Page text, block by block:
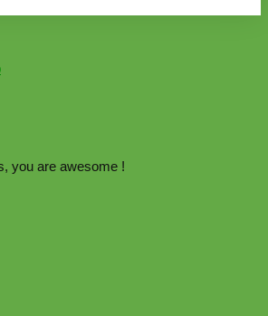
you are awesome !